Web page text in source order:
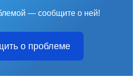
— сообщите о ней!
о проблеме